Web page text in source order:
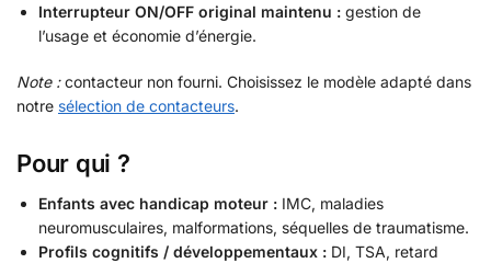
Interrupteur ON/OFF original maintenu : gestion de
l’usage et économie d’énergie.
Note :contacteur non fourni. Choisissez le modèle adapté dans
notre sélection de contacteurs.
Pour qui ?
Enfants avec handicap moteur : IMC, maladies
neuromusculaires, malformations, séquelles de traumatisme.
Profils cognitifs / développementaux : DI, TSA, retard